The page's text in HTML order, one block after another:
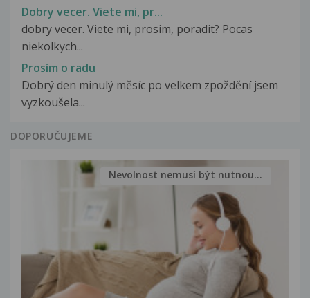
Dobry vecer. Viete mi, pr...
dobry vecer. Viete mi, prosim, poradit? Pocas
niekolkych...
Prosím o radu
Dobrý den minulý měsíc po velkem zpoždění jsem
vyzkoušela...
DOPORUČUJEME
Nevolnost nemusí být nutnou...